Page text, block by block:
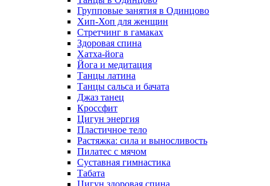
Групповые занятия в Одинцово
Хип-Хоп для женщин
Стретчинг в гамаках
Здоровая спина
Хатха-йога
Йога и медитация
Танцы латина
Танцы сальса и бачата
Джаз танец
Кроссфит
Цигун энергия
Пластичное тело
Растяжка: сила и выносливость
Пилатес с мячом
Суставная гимнастика
Табата
Цигун здоровая спина